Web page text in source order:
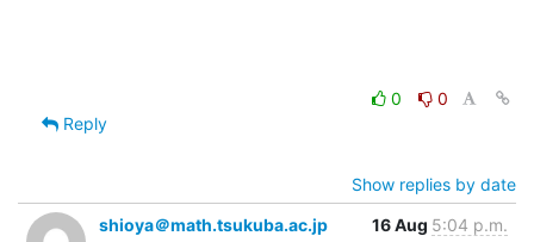
0
0
Reply
Show replies by date
shioya＠math.tsukuba.ac.jp
16 Aug 5:04 p.m.